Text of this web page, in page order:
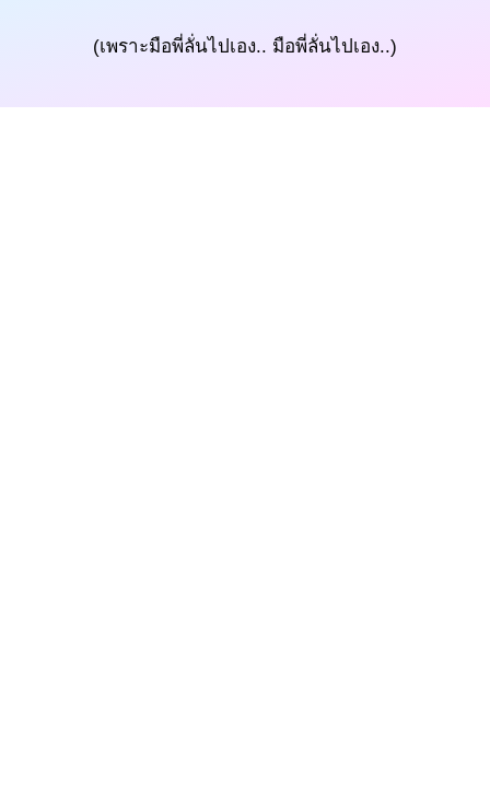
(เพราะมือพี่ลั่นไปเอง.. มือพี่ลั่นไปเอง..)